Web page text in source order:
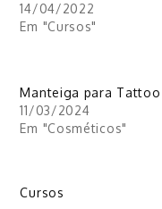
14/04/2022
Em "Cursos"
Manteiga para Tattoo
11/03/2024
Em "Cosméticos"
Cursos